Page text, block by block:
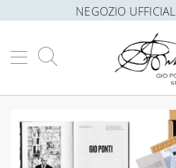
NEGOZIO